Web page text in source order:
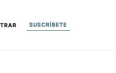
SUSCRÍBETE